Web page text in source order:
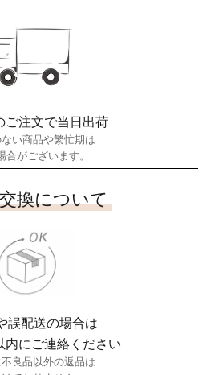
ご注文で当日出荷
い商品や繁忙期は
合がございます。
換について
誤配送の場合は
内にご連絡ください
良品以外の返品は